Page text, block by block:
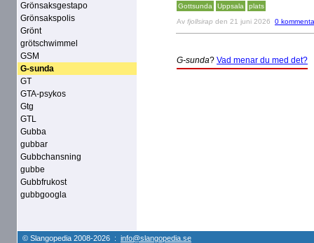
Grönsaksgestapo
Grönsakspolis
Grönt
grötschwimmel
GSM
G-sunda
GT
GTA-psykos
Gtg
GTL
Gubba
gubbar
Gubbchansning
gubbe
Gubbfrukost
gubbgoogla
Gottsunda Uppsala plats
Av fjollsirap den 21 juni 2026 0
G-sunda? Vad menar du med det?
© Slangopedia 2008-2026 : info@slangopedia.se